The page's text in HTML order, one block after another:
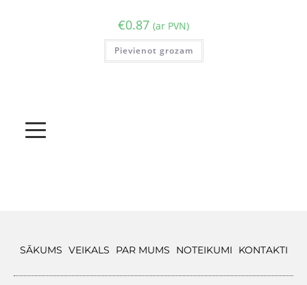
€0.87 (ar PVN)
Pievienot grozam
SĀKUMS VEIKALS PAR MUMS NOTEIKUMI KONTAKTI